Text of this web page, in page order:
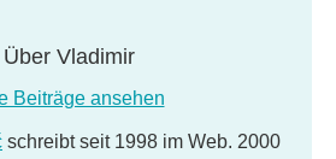
Über Vladimir
Beiträge ansehen
schreibt seit 1998 im Web. 2000